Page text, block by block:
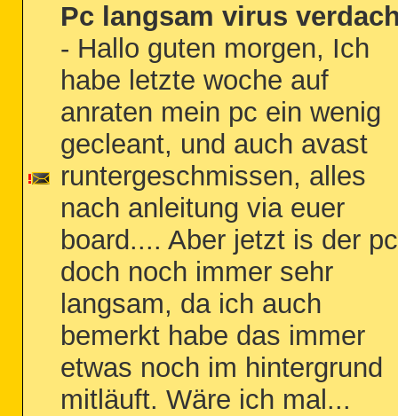
Pc langsam virus
- Hallo guten morgen, Ich
habe letzte woche auf
anraten mein pc ein wenig
gecleant, und auch avast
runtergeschmissen, alles
nach anleitung via euer
board.... Aber jetzt is der pc
doch noch immer sehr
langsam, da ich auch
bemerkt habe das immer
etwas noch im hintergrund
mitläuft. Wäre ich mal...